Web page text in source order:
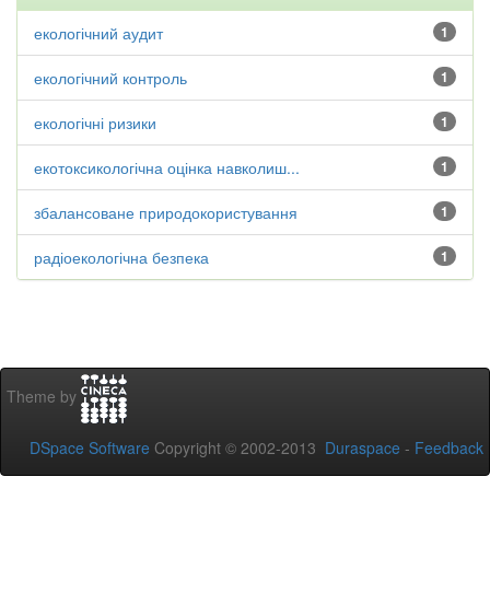
1
екологічний аудит
1
екологічний контроль
1
екологічні ризики
1
екотоксикологічна оцінка навколиш...
1
збалансоване природокористування
1
радіоекологічна безпека
Theme by
DSpace Software Copyright © 2002-2013 Duraspace - Feedback